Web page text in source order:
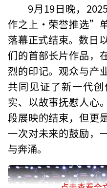
9月19日晚，
作之上·荣誉推选”
落幕正式结束。数日
们的首部长片作品，
烈的印记。观众与产
共同见证了新一代
实、以故事抚慰人心
段展映的结束，但更
一次对未来的鼓励，
与奔涌。